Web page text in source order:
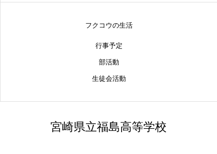
フクコウの生活
行事予定
部活動
生徒会活動
宮崎県立福島高等学校